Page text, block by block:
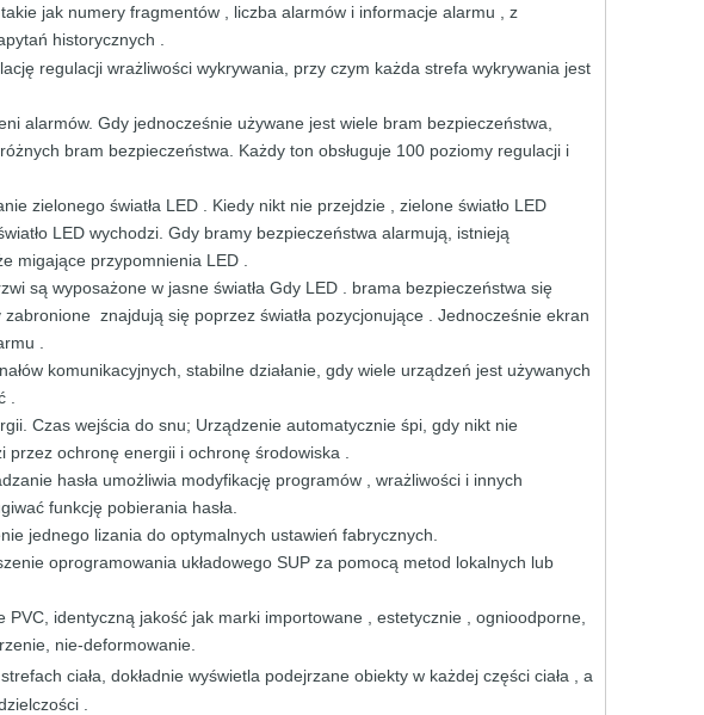
jak numeryfragmentów , liczbaalarmów i informacjealarmu
, z
historycznych
regulacji wrażliwości wykrywania, przy czym każda strefa wykrywania jest
alarmów. Gdy jednocześnie używane jest wiele bram bezpieczeństwa,
bram bezpieczeństwa. Każdy ton obsługuje 100 poziomy regulacji i
zielonego światła LED . Kiedy nikt nie przejdzie zielone światło LED
LED wychodzi. Gdy bramy bezpieczeństwa alarmują, istnieją
migające przypomnienia LED
są wyposażone w jasne światła Gdy LED . brama bezpieczeństwa się
zabronione znajdują się poprzez światła pozycjonujące . Jednocześnie ekran
komunikacyjnych, stabilne działanie, gdy wiele urządzeń jest używanych
Czas wejścia do snu; Urządzenie automatycznie śpi, gdy nikt nie
przez ochronę energii i ochronę środowiska
hasła umożliwia modyfikację programów wrażliwości i innych
funkcję pobierania hasła.
jednego lizania do optymalnych ustawień fabrycznych.
oprogramowania układowego SUP za pomocą metod lokalnych lub
PVC, identyczną jakość jak marki importowane , estetycznie
, ognioodporne,
nie-deformowanie.
ciała, dokładnie wyświetla podejrzane obiekty w każdej części ciała
a